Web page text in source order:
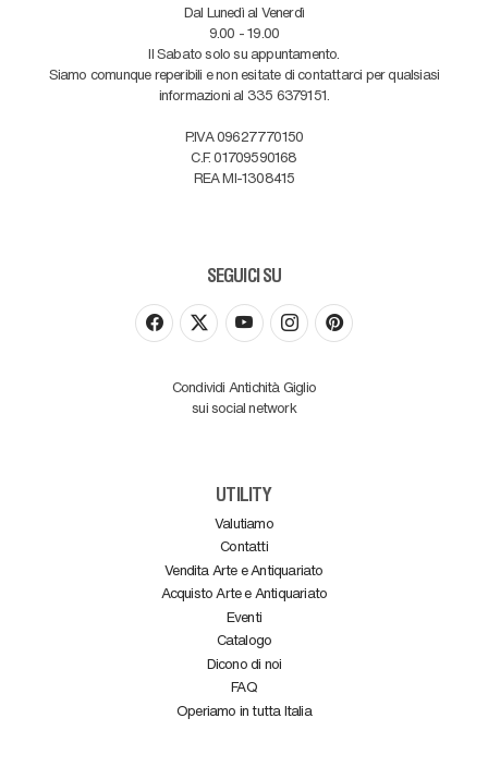
Dal Lunedì al Venerdì
9.00 - 19.00
Il Sabato solo su appuntamento.
Siamo comunque reperibili e non esitate di contattarci per qualsiasi
informazioni al 335 6379151.
P.IVA 09627770150
C.F. 01709590168
REA MI-1308415
SEGUICI SU
Condividi Antichità Giglio
sui social network
UTILITY
Valutiamo
Contatti
Vendita Arte e Antiquariato
Acquisto Arte e Antiquariato
Eventi
Catalogo
Dicono di noi
FAQ
Operiamo in tutta Italia